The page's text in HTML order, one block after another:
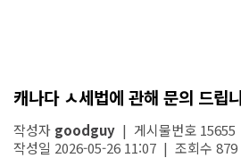
캐나다 ㅅ세법에 관해 문의 드립
작성자 goodguy | 게시물번호 15655
작성일 2026-05-26 11:07 | 조회수 879